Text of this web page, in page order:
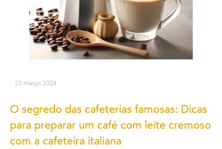
23 março 2024
O segredo das cafeterias famosas: Dicas
para preparar um café com leite cremoso
com a cafeteira italiana